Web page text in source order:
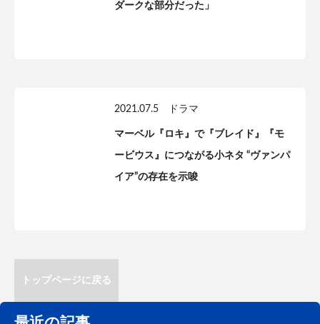
ダークな部分だった」
2021.07.5 ドラマ
マーベル『ロキ』で『ブレイド』『モ
ービウス』につながる小ネタ “ヴァンパ
イア”の存在を示唆
トップページに戻る